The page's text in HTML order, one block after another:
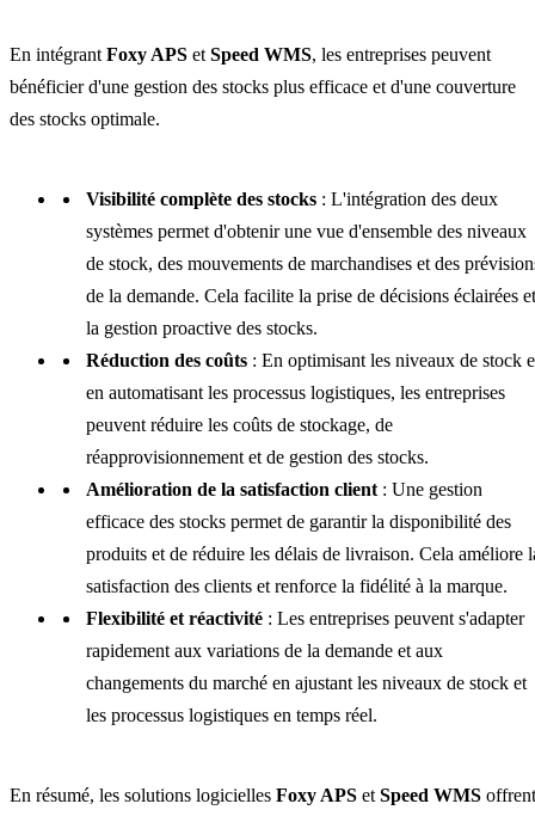
En intégrant Foxy APS et Speed WMS, les entreprises peuvent
bénéficier d'une gestion des stocks plus efficace et d'une couverture
des stocks optimale.
Visibilité complète des stocks : L'intégration des deux
systèmes permet d'obtenir une vue d'ensemble des niveaux
de stock, des mouvements de marchandises et des
de la demande. Cela facilite la prise de décisions éclairées et
la gestion proactive des stocks.
Réduction des coûts : En optimisant les niveaux de stock
en automatisant les processus logistiques, les entreprises
peuvent réduire les coûts de stockage, de
réapprovisionnement et de gestion des stocks.
Amélioration de la satisfaction client : Une gestion
efficace des stocks permet de garantir la disponibilité des
produits et de réduire les délais de livraison. Cela améliore
satisfaction des clients et renforce la fidélité à la marque.
Flexibilité et réactivité : Les entreprises peuvent s'adapter
rapidement aux variations de la demande et aux
changements du marché en ajustant les niveaux de stock et
les processus logistiques en temps réel.
En résumé, les solutions logicielles Foxy APS et Speed WMS offrent